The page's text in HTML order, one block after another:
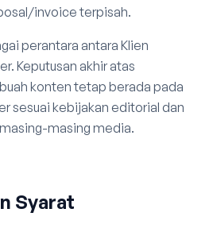
invoice terpisah.
perantara antara Klien
Keputusan akhir atas
konten tetap berada pada
sesuai kebijakan editorial dan
masing media.
Syarat